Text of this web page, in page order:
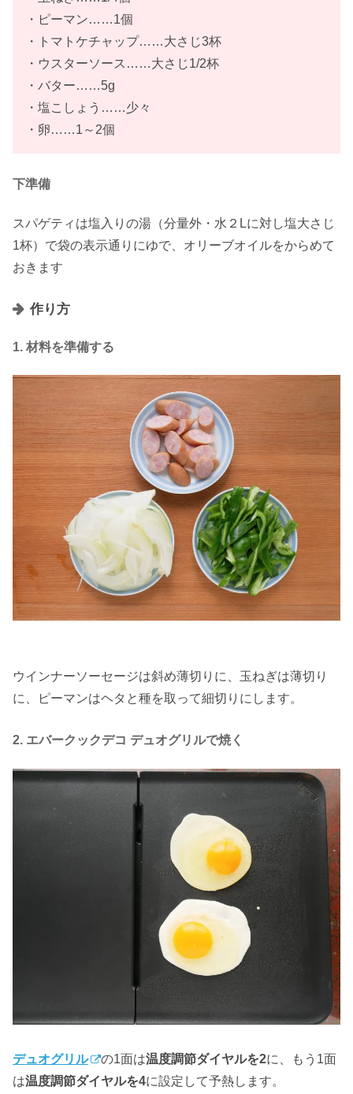
・ピーマン……1個
・トマトケチャップ……大さじ3杯
・ウスターソース……大さじ1/2杯
・バター……5g
・塩こしょう……少々
・卵……1～2個
下準備
スパゲティは塩入りの湯（分量外・水２Lに対し塩大さじ
1杯）で袋の表示通りにゆで、オリーブオイルをからめて
おきます
作り方
1. 材料を準備する
ウインナーソーセージは斜め薄切りに、玉ねぎは薄切り
に、ピーマンはヘタと種を取って細切りにします。
2. エバークックデコ デュオグリルで焼く
デュオグリル の1面は温度調節ダイヤルを2に、もう1面
は温度調節ダイヤルを4に設定して予熱します。